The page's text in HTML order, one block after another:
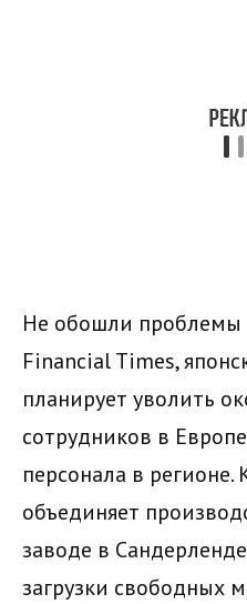
Не обошли проблемы
Financial Times,
планирует уволить
сотрудников в
персонала в регионе.
объединяет
заводе в
загрузки свободных